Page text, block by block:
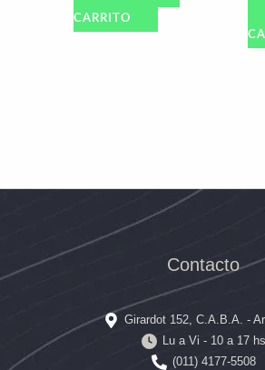
CARRITO
Contacto
Girardot 152, C.A.B.A. -
Lu a Vi - 10 a 17 hs
(011) 4177-5508